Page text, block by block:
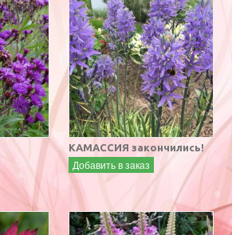
КАМАССИЯ закончились!
Добавить в заказ